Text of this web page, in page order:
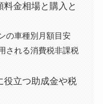
金相場と購入と
の車種別月額目安
される消費税非課税
役立つ助成金や税